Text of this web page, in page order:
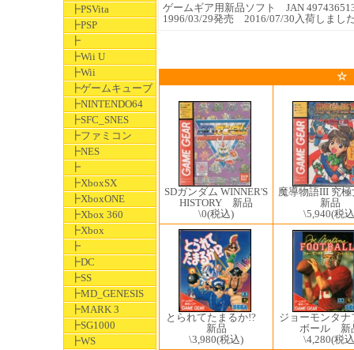
┣PSVita
┣PSP
┣
┣Wii U
┣Wii
┣ゲームキューブ
┣NINTENDO64
┣SFC_SNES
┣ファミコン
┣NES
┣
┣XboxSX
┣XboxONE
┣Xbox 360
┣Xbox
┣
┣DC
┣SS
┣MD_GENESIS
┣MARK 3
┣SG1000
┣WS
ゲームギア用新品ソフト JAN
1996/03/29発売 2016/07/30入荷しまし
☆
SDガンダム WINNER'S
HISTORY 新品
\0(税込)
魔導物語III 究
新品
\5,940(税
とられてたまるか!?
新品
\3,980(税込)
ジョーモンタナ
ボール 新
\4,280(税